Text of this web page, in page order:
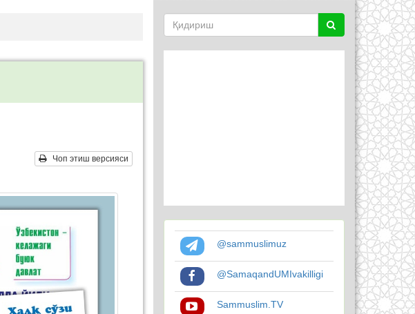
Чоп этиш версияси
@sammuslimuz
@SamaqandUMIvakilligi
Sammuslim.TV